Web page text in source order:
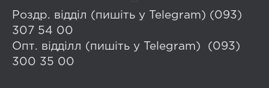
Роздр. відділ (пишіть у Telegram) (093)
307 54 00
Опт. відділл (пишіть у Telegram) (093)
300 35 00